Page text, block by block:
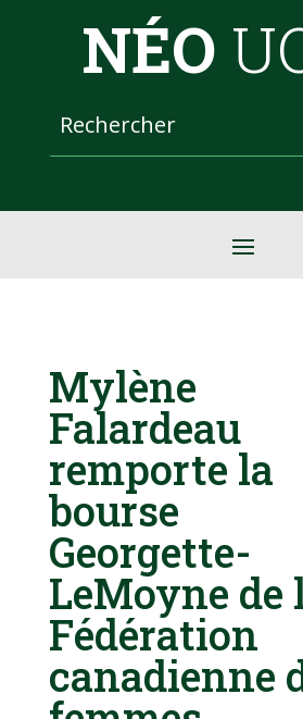
NÉO
Mylène
Falardeau
remporte la
bourse
Georgette-
LeMoyne de
Fédération
canadienne